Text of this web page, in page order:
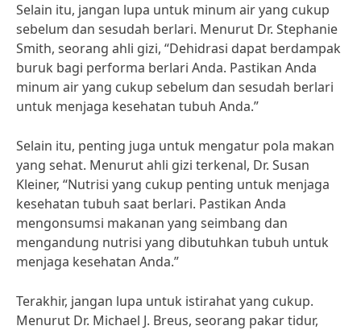
Selain itu, jangan lupa untuk minum air yang cukup
sebelum dan sesudah berlari. Menurut Dr. Stephanie
Smith, seorang ahli gizi, “Dehidrasi dapat berdampak
buruk bagi performa berlari Anda. Pastikan Anda
minum air yang cukup sebelum dan sesudah berlari
untuk menjaga kesehatan tubuh Anda.”
Selain itu, penting juga untuk mengatur pola makan
yang sehat. Menurut ahli gizi terkenal, Dr. Susan
Kleiner, “Nutrisi yang cukup penting untuk menjaga
kesehatan tubuh saat berlari. Pastikan Anda
mengonsumsi makanan yang seimbang dan
mengandung nutrisi yang dibutuhkan tubuh untuk
menjaga kesehatan Anda.”
Terakhir, jangan lupa untuk istirahat yang cukup.
Menurut Dr. Michael J. Breus, seorang pakar tidur,